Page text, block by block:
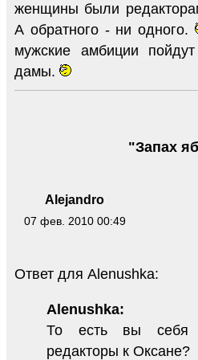
женщины были
А обратного - ни одного.
мужские амбиции
дамы.
Alejandro
07 фев. 2010 00:49
"Запах
Ответ для Alenushka:
Alenushka:
То есть вы себя
редакторы к Оксане?